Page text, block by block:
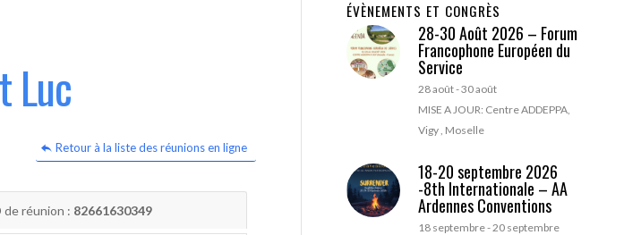
Luc
Retour à la liste des réunions en ligne
de réunion : 82661630349
ÉVÈNEMENTS ET CONGRÈS
28-30 Août 2026 – Forum
Francophone Européen du
Service
28 août-30 août
MISE A JOUR: Centre ADDEPPA,
Vigy , Moselle
18-20 septembre 2026
-8th Internationale – AA
Ardennes Conventions
18 septembre-20 septembre